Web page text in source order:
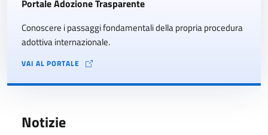
Portale Adozione Trasparente
Conoscere i passaggi fondamentali della propria procedura
adottiva internazionale.
VAI AL PORTALE
Notizie